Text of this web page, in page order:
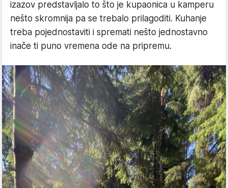
izazov predstavljalo to što je kupaonica u kamperu
nešto skromnija pa se trebalo prilagoditi. Kuhanje
treba pojednostaviti i spremati nešto jednostavno
inače ti puno vremena ode na pripremu.